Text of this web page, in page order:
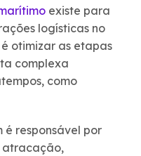
existe para
logísticas no
otimizar as etapas
complexa
como
responsável por
atracação,